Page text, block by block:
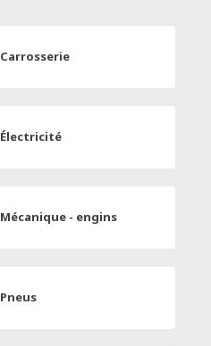
Carrosserie
Électricité
Mécanique - engins
Pneus